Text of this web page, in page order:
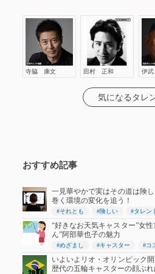
寺脇 康文 田村 正和 伊
伊武 雅刀 舘 ひろし
気になるタレ
おすすめ記事
一見華やかで実はその道は険
巻く環境の変化を追う！
#それとも #険しい #タレン
“好きなお天気キャスター”女
ん”阿部華也子の魅力
#めざまし #キャスター #コ
いよいよリオ・オリンピック
歴代の五輪キャスターの顔ぶれ